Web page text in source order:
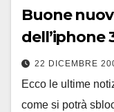
Buone
dell’iphone
22 DICEMBRE
Ecco le ultime
come si potrà